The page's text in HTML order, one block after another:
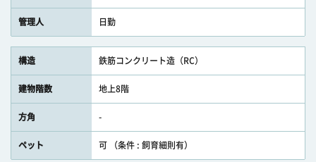
管理人 日勤
構造 鉄筋コンクリート造（RC）
建物階数 地上8階
方角 -
ペット 可 （条件 : 飼育細則有）